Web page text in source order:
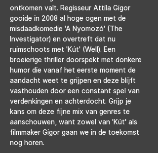
ontkomen valt. Regisseur Attila Gigor
gooide in 2008 al hoge ogen met de
misdaadkomedie 'A Nyomozó' (The
Investigator) en overtreft dat nu
ruimschoots met 'Kút' (Well). Een
broeierige thriller doorspekt met donkere
humor die vanaf het eerste moment de
aandacht weet te grijpen en deze blijft
vasthouden door een constant spel van
verdenkingen en achterdocht. Grijp je
kans om deze fijne mix van genres te
aanschouwen, want zowel van 'Kút' als
filmmaker Gigor gaan we in de toekomst
nog horen.